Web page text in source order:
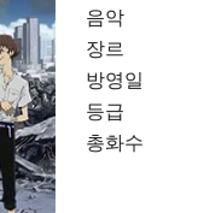
음악
장르
방영일
등급
총화수